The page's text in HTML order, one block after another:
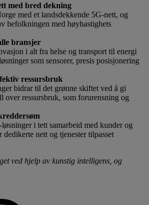
med bred dekning
med et landsdekkende 5G-nett, og
befolkningen med høyhastighets
bransjer
i alt fra helse og transport til energi
som sensorer, presis posisjonering
ressursbruk
bidrar til det grønne skiftet ved å gi
over ressursbruk, som forurensning og
i tett samarbeid med kunder og
nett og tjenester tilpasset
ved hjelp av kunstig intelligens, og